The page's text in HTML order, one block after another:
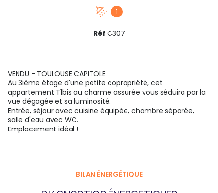
1
Réf C307
VENDU - TOULOUSE CAPITOLE
Au 3ième étage d'une petite copropriété, cet
appartement T1bis au charme assurée vous séduira par la
vue dégagée et sa luminosité.
Entrée, séjour avec cuisine équipée, chambre séparée,
salle d'eau avec WC.
Emplacement idéal !
BILAN ÉNERGÉTIQUE